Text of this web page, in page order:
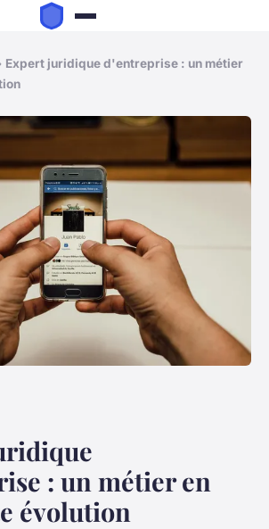
Expert juridique d'entreprise : un métier
: un métier en
évolution